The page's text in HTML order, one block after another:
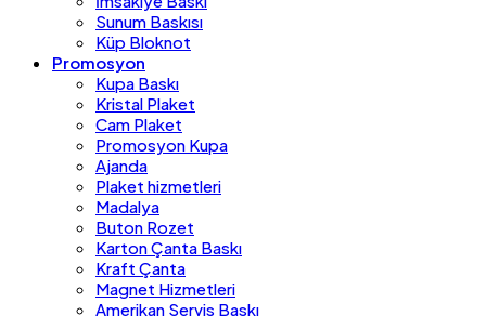
Sunum Baskısı
Küp Bloknot
Promosyon
Kupa Baskı
Kristal Plaket
Cam Plaket
Promosyon Kupa
Ajanda
Plaket hizmetleri
Madalya
Buton Rozet
Karton Çanta Baskı
Kraft Çanta
Magnet Hizmetleri
Amerikan Servis Baskı